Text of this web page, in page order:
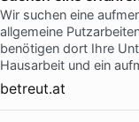
Wir suchen eine
allgemeine
benötigen dort Ihre
Hausarbeit und ein
betreut.at